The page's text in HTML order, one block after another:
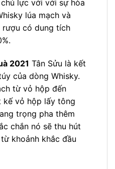
lực với với sự hòa
lúa mạch và
rượu có dung tích
2021 Tân Sửu là kết
của dòng Whisky.
từ vỏ hộp đến
kế vỏ hộp lấy tông
trọng pha thêm
chắn nó sẽ thu hút
khoảnh khắc đầu